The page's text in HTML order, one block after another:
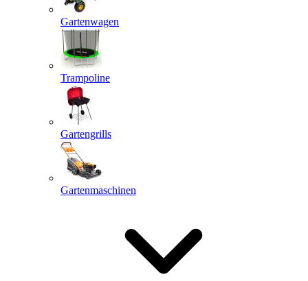
Gartenwagen
Trampoline
Gartengrills
Gartenmaschinen